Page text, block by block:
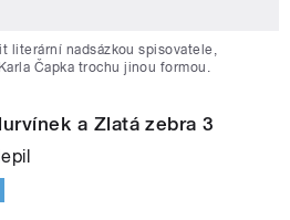
literární nadsázkou spisovatele,
Čapka trochu jinou formou.
a Zlatá zebra 3